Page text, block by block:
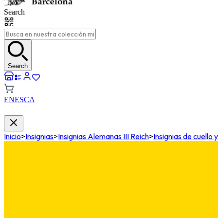
Search
Search
ENESCA
Inicio>Insignias>Insignias Alemanas III Reich>Insignias de cuello